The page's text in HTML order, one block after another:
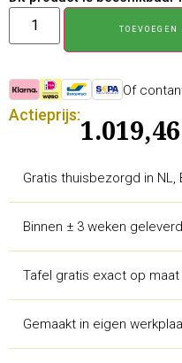
Of
Actieprijs:
1.019,46
Gratis thuisbezorgd in NL,
Binnen ± 3 weken geleverd
Tafel gratis exact op
Gemaakt in eigen